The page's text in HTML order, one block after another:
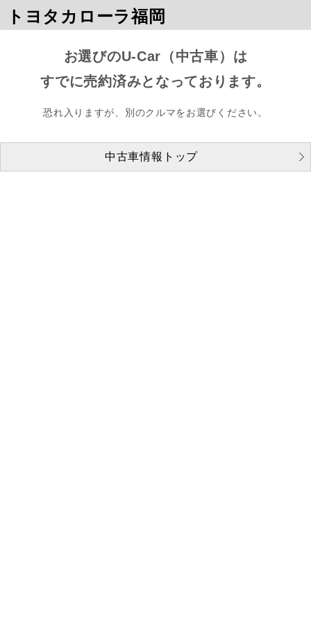
トヨタカローラ福岡
お選びのU-Car（中古車）は
すでに売約済みとなっております。
恐れ入りますが、別のクルマをお選びください。
中古車情報トップ